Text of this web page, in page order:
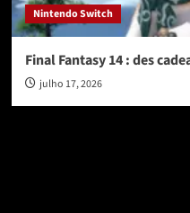
Nintendo Switch
Final Fantasy 14 : des
julho 17, 2026